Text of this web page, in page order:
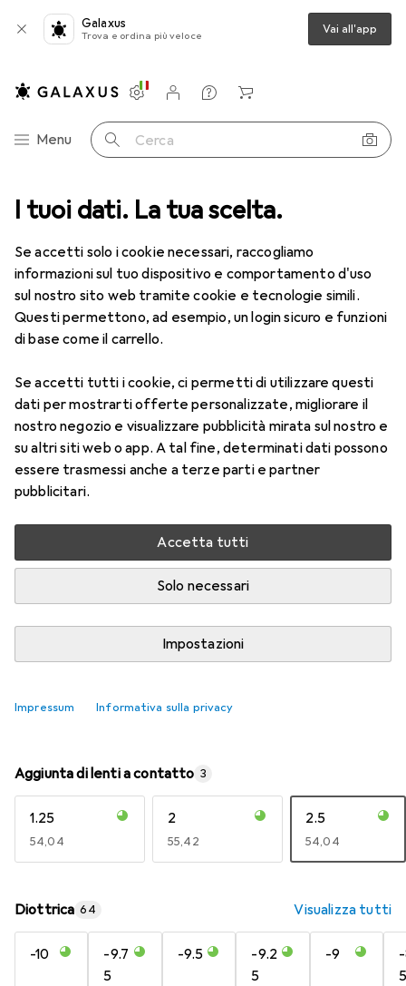
I tuoi dati. La tua scelta.
Se accetti solo i cookie necessari, raccogliamo
informazioni sul tuo dispositivo e comportamento d'uso
sul nostro sito web tramite cookie e tecnologie simili.
Questi permettono, ad esempio, un login sicuro e funzioni
di base come il carrello.
Se accetti tutti i cookie, ci permetti di utilizzare questi
dati per mostrarti offerte personalizzate, migliorare il
nostro negozio e visualizzare pubblicità mirata sul nostro e
su altri siti web o app. A tal fine, determinati dati possono
essere trasmessi anche a terze parti e partner
pubblicitari.
Accetta tutti
Solo necessari
Impostazioni
Impressum Informativa sulla privacy
Galaxus
Trova e ordina più veloce Vai all'app
Categoria Navigazione
Menu Cerca
Impostazioni
Conto cliente
Liste di confronto
Liste dei desideri
Carrello
Ottica Lenti a contatto Air Optix più HydraGlyde Multifocal
1 Immagine
Air Optix più HydraGlyde Multifocal
-3.25, Obiettivo mensile, 6 pz., Multifocale
Prezzo in EUR IVA incl.
EUR
54,04 EUR
9,–/1pz.
9
Valutazioni
Consegna tra lun, 17/8 e mer, 19/8
Più di 10 pezzi in stock presso il fornitore
Confronta Salva nella lista
spedizione gratuita
Aggiunta di lenti a contatto 3
1.25
EUR
54,04
2
EUR
55,42
2.5
EUR
54,04
Diottrica 64 Visualizza tutti
-10
-9.7
5
-9.5
-9.2
5
-9